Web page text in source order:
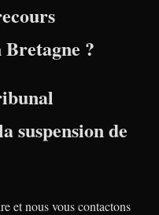
?
suspension de
et nous vous contactons